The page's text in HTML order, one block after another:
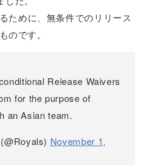
ために、無条件でのリリース
のです。
Release Waivers
for the purpose of
an Asian team.
November 1,